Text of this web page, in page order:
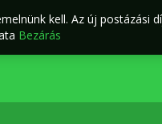
ÁSZF Kapcsolat Rendelés
kell. Az új postázási
Bezárás